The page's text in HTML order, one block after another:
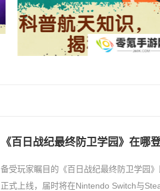
《百日战纪最终防卫学园》在哪
备受玩家瞩目的《百日战纪最终防卫学园
正式上线，届时将在Nintendo Switch与